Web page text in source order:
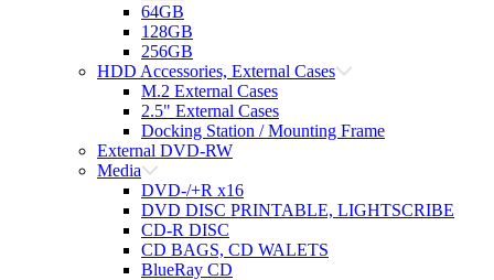
64GB
128GB
256GB
HDD Accessories, External Cases
M.2 External Cases
2.5" External Cases
Docking Station / Mounting Frame
External DVD-RW
Media
DVD-/+R x16
DVD DISC PRINTABLE, LIGHTSCRIBE
CD-R DISC
CD BAGS, CD WALETS
BlueRay CD